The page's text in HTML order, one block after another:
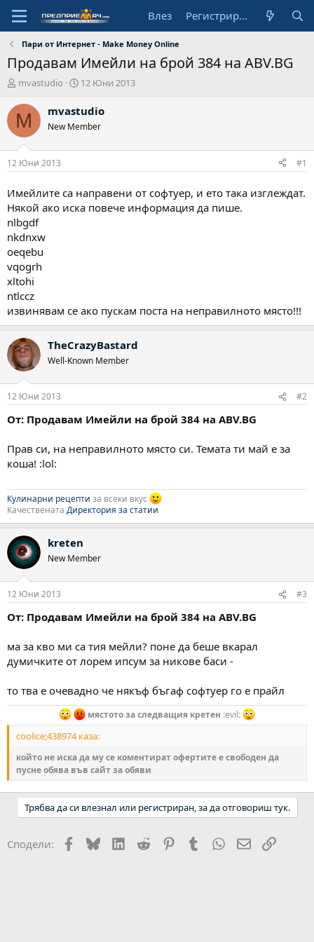
Влез Регистрирай се
Пари от Интернет - Make Money Online
Продавам Имейли на брой 384 на ABV.BG
А
т
о
mvastudio
Н
ч
л
д
т
а
12 Юни 2013
M mvastudio
New Member
12 Юни 2013 #1
Имейлите са направени от софтуер, и ето така изглеждат.
Някой ако иска повече информация да пише.
nlbgdf
nkdnxw
oeqebu
vqogrh
xltohi
ntlccz
извинявам се ако пускам поста на неправилното място!!!
TheCrazyBastard
Well-Known Member
12 Юни 2013 #2
От: Продавам Имейли на брой 384 на ABV.BG
Прав си, на неправилното място си. Темата ти май е за
коша! :lol:
Кулинарни рецепти за всеки вкус
Качествената Директория за статии
kreten
New Member
12 Юни 2013 #3
От: Продавам Имейли на брой 384 на ABV.BG
ма за кво ми са тия мейли? поне да беше вкарал
думичките от лорем ипсум за никове баси -
то тва е очевадно че някъф бъгаф софтуер го е прайл
мястото за следващия кретен :evil:
coolice;438974 каза:
който не иска да му се коментират офертите е свободен да
пусне обява във сайт за обяви
Трябва да си влезнал или регистриран, за да отговориш тук.
Сподели: Facebook
BlueskyLinkedIn
Reddit PinterestTumblr WhatsApp
EmailLink